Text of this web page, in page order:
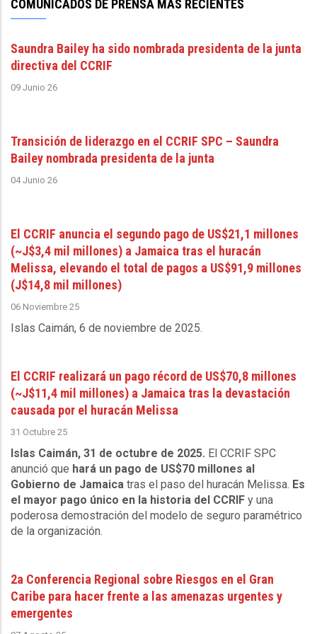
COMUNICADOS DE PRENSA MÁS RECIENTES
Saundra Bailey ha sido nombrada presidenta de la junta
directiva del CCRIF
09 Junio 26
Transición de liderazgo en el CCRIF SPC – Saundra
Bailey nombrada presidenta de la junta
04 Junio 26
El CCRIF anuncia el segundo pago de US$21,1 millones
(~J$3,4 mil millones) a Jamaica tras el huracán
Melissa, elevando el total de pagos a US$91,9 millones
(J$14,8 mil millones)
06 Noviembre 25
Islas Caimán, 6 de noviembre de 2025.
El CCRIF realizará un pago récord de US$70,8 millones
(~J$11,4 mil millones) a Jamaica tras la devastación
causada por el huracán Melissa
31 Octubre 25
Islas Caimán, 31 de octubre de 2025. El CCRIF SPC
anunció que hará un pago de US$70 millones al
Gobierno de Jamaica tras el paso del huracán Melissa. Es
el mayor pago único en la historia del CCRIF y una
poderosa demostración del modelo de seguro paramétrico
de la organización.
2a Conferencia Regional sobre Riesgos en el Gran
Caribe para hacer frente a las amenazas urgentes y
emergentes